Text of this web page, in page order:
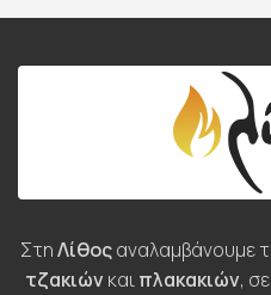
ΣτηΛίθοςαναλαμβάνουμε
τζακιών καιπλακακιών,